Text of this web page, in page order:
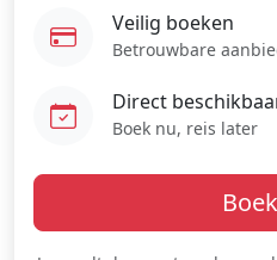
Veilig boeken
Betrouwbare
Direct
Boek nu, reis later